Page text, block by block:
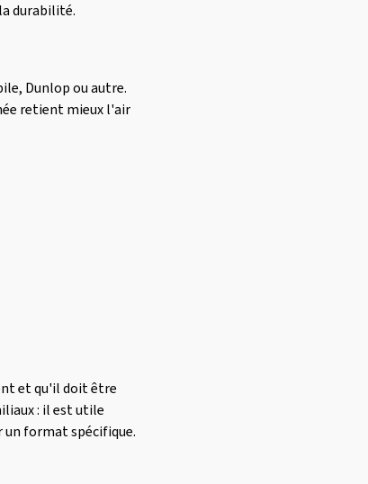
durabilité.
Dunlop ou autre.
retient mieux l'air
et qu'il doit être
: il est utile
un format spécifique.